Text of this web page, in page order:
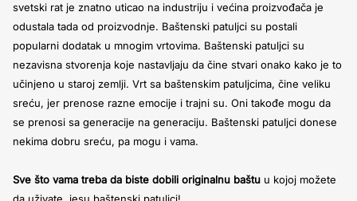
svetski rat je znatno uticao na industriju i većina proizvođača je
odustala tada od proizvodnje. Baštenski patuljci su postali
popularni dodatak u mnogim vrtovima. Baštenski patuljci su
nezavisna stvorenja koje nastavljaju da čine stvari onako kako je to
učinjeno u staroj zemlji. Vrt sa baštenskim patuljcima, čine veliku
sreću, jer prenose razne emocije i trajni su. Oni takođe mogu da
se prenosi sa generacije na generaciju. Baštenski patuljci donese
nekima dobru sreću, pa mogu i vama.
Sve što vama treba da biste dobili originalnu baštu u kojoj možete